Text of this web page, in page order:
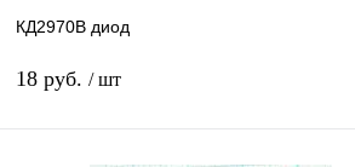
КД2970В диод
18 руб. / шт